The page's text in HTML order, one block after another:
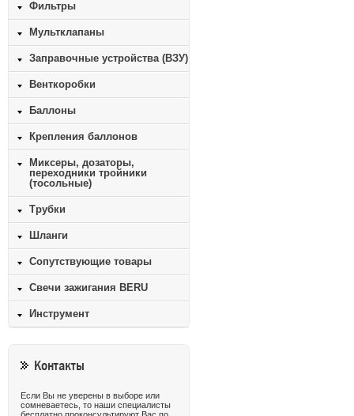
Фильтры
Мультклапаны
Заправочные устройства (ВЗУ)
Венткоробки
Баллоны
Крепления баллонов
Миксеры, дозаторы,
переходники тройники
(тосольные)
Трубки
Шланги
Сопутствующие товары
Свечи зажигания BERU
Инструмент
Контакты
Если Вы не уверены в выборе или
сомневаетесь, то наши специалисты